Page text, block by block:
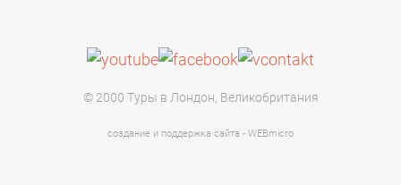
© 2000 Туры в Лондон, Великобритания
создание и поддержка сайта - WEBmicro